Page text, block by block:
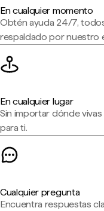
En cualquier momento
Obtén ayuda 24/7,
respaldado por nuestro
En cualquier lugar
Sin importar dónde
para ti.
Cualquier pregunta
Encuentra respuestas